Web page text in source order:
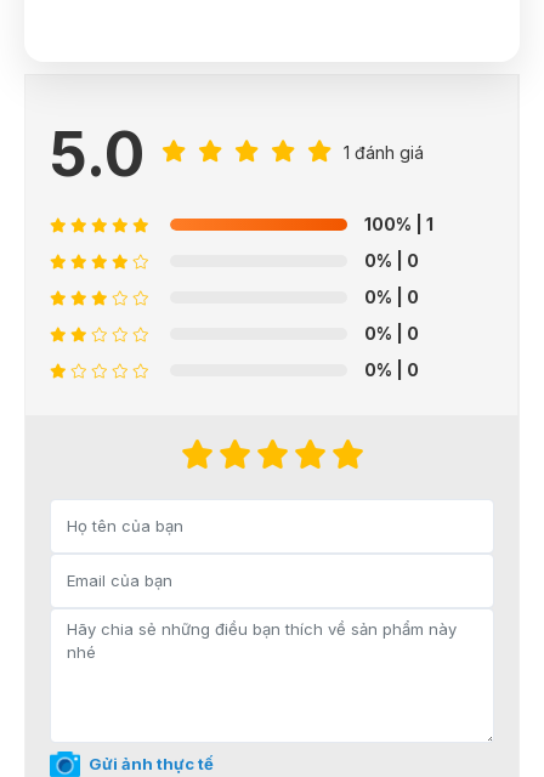
5.0 1 đánh giá
100% | 1
0% | 0
0% | 0
0% | 0
0% | 0
Gửi ảnh thực tế